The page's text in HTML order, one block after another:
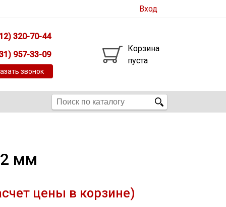
Вход
320-70-44
957-33-09
звонок
Корзина
пуста
мм
цены в корзине)